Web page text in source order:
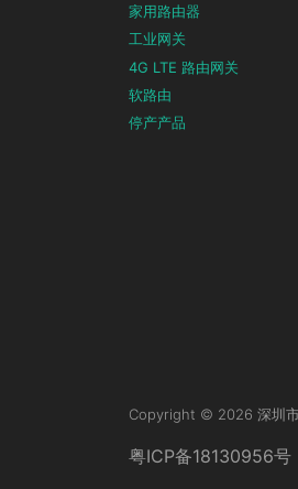
家用路由器
工业网关
4G LTE 路由网关
软路由
停产产品
Copyright © 2026 深圳
粤ICP备18130956号